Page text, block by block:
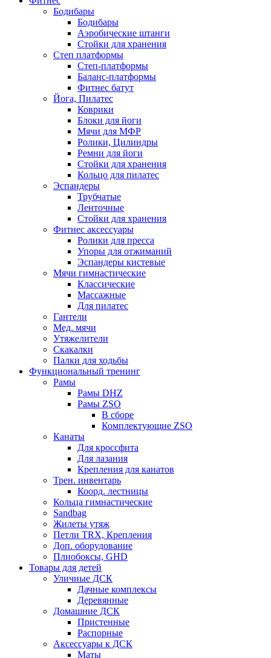
Бодибары
Бодибары
Аэробические штанги
Стойки для хранения
Степ платформы
Степ-платформы
Баланс-платформы
Фитнес батут
Йога, Пилатес
Коврики
Блоки для йоги
Мячи для МФР
Ролики, Цилиндры
Ремни для йоги
Стойки для хранения
Кольцо для пилатес
Эспандеры
Трубчатые
Ленточные
Стойки для хранения
Фитнес аксессуары
Ролики для пресса
Упоры для отжиманий
Эспандеры кистевые
Мячи гимнастические
Классические
Массажные
Для пилатес
Гантели
Мед. мячи
Утяжелители
Скакалки
Палки для ходьбы
Функциональный тренинг
Рамы
Рамы DHZ
Рамы ZSO
В сборе
Комплектующие ZSO
Канаты
Для кроссфита
Для лазания
Крепления для канатов
Трен. инвентарь
Коорд. лестницы
Кольца гимнастические
Sandbag
Жилеты утяж
Петли TRX, Крепления
Доп. оборудование
Плиобоксы, GHD
Товары для детей
Уличные ДСК
Дачные комплексы
Деревянные
Домашние ДСК
Пристенные
Распорные
Аксесcуары к ДСК
Маты